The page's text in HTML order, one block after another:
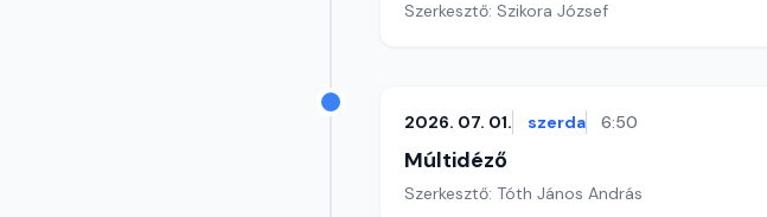
Szerkesztő: Szikora József
2026. 07. 01. szerda 6:50
Múltidéző
Szerkesztő: Tóth János András